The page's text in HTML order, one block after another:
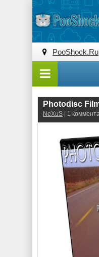
PooShock.Ru
Photodisc
NeXuS | 1